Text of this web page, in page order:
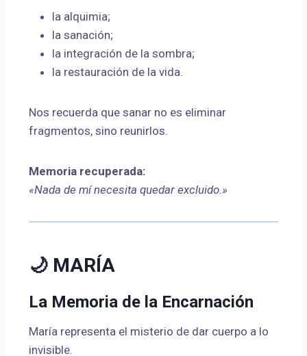
la alquimia;
la sanación;
la integración de la sombra;
la restauración de la vida.
Nos recuerda que sanar no es eliminar
fragmentos, sino reunirlos.
Memoria recuperada:
«Nada de mí necesita quedar excluido.»
🌙 MARÍA
La Memoria de la Encarnación
María representa el misterio de dar cuerpo a lo
invisible.